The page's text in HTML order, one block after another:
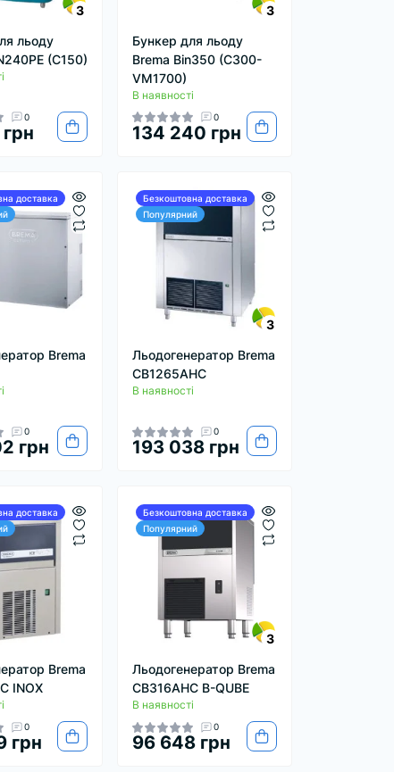
3
льоду
(C150)
0
3
Бункер для льоду
Brema Bin350 (C300-
VM1700)
В наявності
0
134 240 грн
доставка
Brema
0
грн
Безкоштовна доставка
Популярний
3
Льодогенератор Brema
CB1265AHC
В наявності
0
193 038 грн
доставка
Brema
INOX
0
грн
Безкоштовна доставка
Популярний
3
Льодогенератор Brema
CB316AHC B-QUBE
В наявності
0
96 648 грн